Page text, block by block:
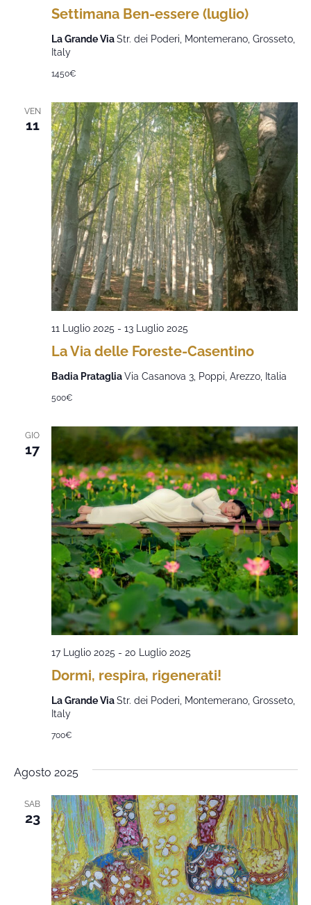
Settimana Ben-essere (luglio)
La Grande ViaStr. dei Poderi, Montemerano, Grosseto,
Italy
1450€
VEN
11
La Via delle Foreste-Casentino
11 Luglio 2025 - 13 Luglio 2025
Badia PratagliaVia Casanova 3, Poppi, Arezzo, Italia
500€
GIO
17
Dormi, respira, rigenerati!
17 Luglio 2025 - 20 Luglio 2025
La Grande ViaStr. dei Poderi, Montemerano, Grosseto,
Italy
700€
Agosto 2025
SAB
23